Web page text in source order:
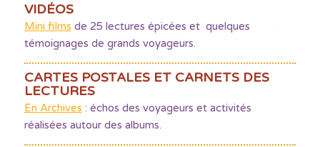
VIDÉOS
Mini films de 25 lectures épicées et quelques
témoignages de grands voyageurs.
CARTES POSTALES ET CARNETS DES
LECTURES
En Archives : échos des voyageurs et activités
réalisées autour des albums.